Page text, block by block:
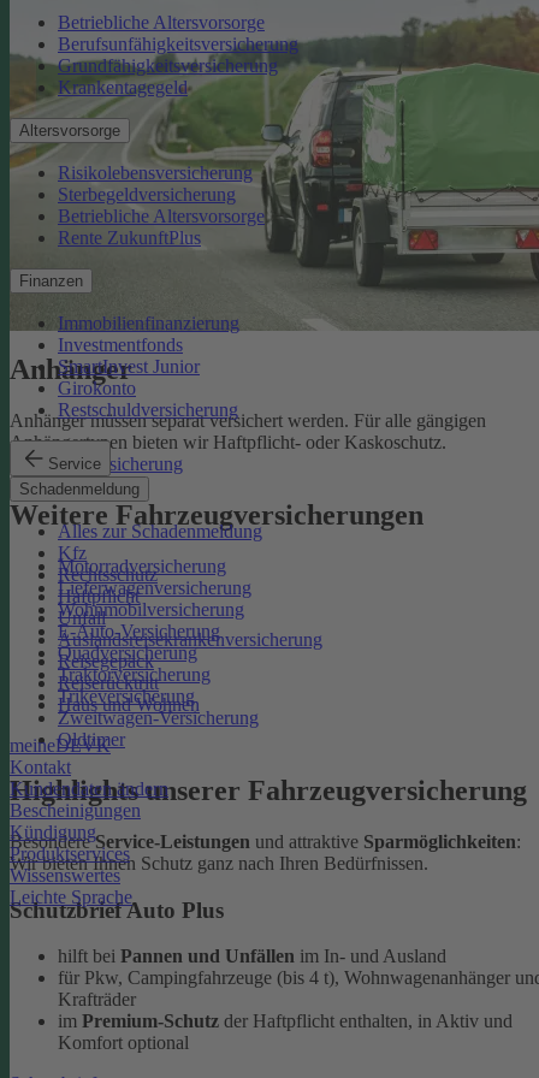
Betriebliche Altersvorsorge
Berufsunfähigkeitsversicherung
Grundfähigkeitsversicherung
Krankentagegeld
Altersvorsorge
Risikolebensversicherung
Sterbegeldversicherung
Betriebliche Altersvorsorge
Rente ZukunftPlus
Finanzen
Immobilienfinanzierung
Investmentfonds
SmartInvest Junior
Girokonto
Restschuldversicherung
Service
Schadenmeldung
Alles zur Schadenmeldung
Kfz
Rechtsschutz
Haftpflicht
Unfall
Auslandsreisekrankenversicherung
Reisegepäck
Reiserücktritt
Haus und Wohnen
meineDEVK
Kontakt
Kundendaten ändern
Bescheinigungen
Kündigung
Produktservices
Wissenswertes
Leichte Sprache
Anhänger
Anhänger müssen separat versichert werden. Für alle gängigen
Anhängertypen bieten wir Haftpflicht- oder Kaskoschutz.
Anhängerversicherung
Weitere Fahrzeugversicherungen
Motorradversicherung
Lieferwagenversicherung
Wohnmobilversicherung
E-Auto-Versicherung
Quadversicherung
Traktorversicherung
Trikeversicherung
Zweitwagen-Versicherung
Oldtimer
Highlights unserer Fahrzeugversicherung
BesondereService-Leistungen und attraktive Sparmöglichkeiten:
Wir bieten Ihnen Schutz ganz nach Ihren Bedürfnissen.
Schutzbrief Auto Plus
hilft bei Pannen und Unfällen im In- und Ausland
für Pkw, Campingfahrzeuge (bis 4 t), Wohnwagenanhänger
Krafträder
im Premium-Schutz der Haftpflicht enthalten, in Aktiv und
Komfort optional